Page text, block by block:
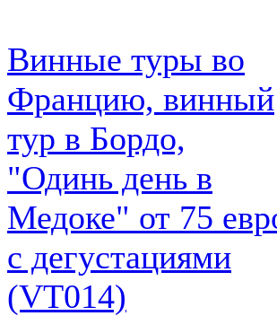
Винные туры во
Францию, винный
тур в Бордо,
"Одинь день в
Медоке" от 75
с дегустациями
(VT014)